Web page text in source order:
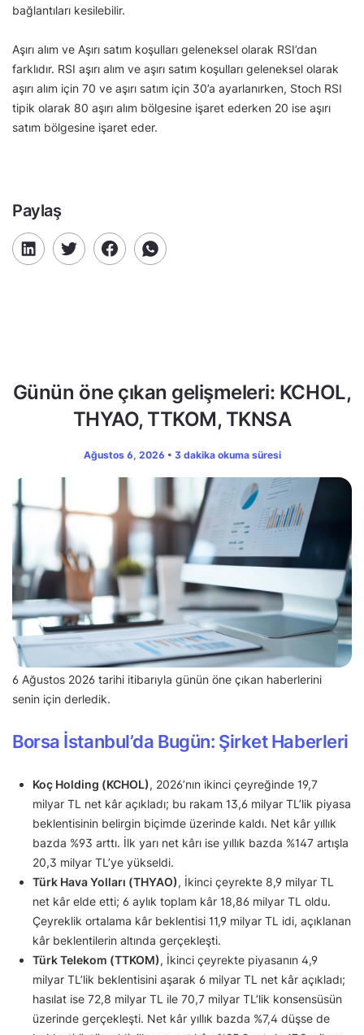
bağlantıları kesilebilir.
Aşırı alım ve Aşırı satım koşulları geleneksel olarak RSI’dan
farklıdır. RSI aşırı alım ve aşırı satım koşulları geleneksel olarak
aşırı alım için 70 ve aşırı satım için 30’a ayarlanırken, Stoch RSI
tipik olarak 80 aşırı alım bölgesine işaret ederken 20 ise aşırı
satım bölgesine işaret eder.
Paylaş
Günün öne çıkan gelişmeleri: KCHOL,
THYAO, TTKOM, TKNSA
Ağustos 6, 2026 • 3 dakika okuma süresi
6 Ağustos 2026 tarihi itibarıyla günün öne çıkan haberlerini
senin için derledik.
Borsa İstanbul’da Bugün: Şirket Haberleri
Koç Holding (KCHOL), 2026’nın ikinci çeyreğinde 19,7
milyar TL net kâr açıkladı; bu rakam 13,6 milyar TL’lik piyasa
beklentisinin belirgin biçimde üzerinde kaldı. Net kâr yıllık
bazda %93 arttı. İlk yarı net kârı ise yıllık bazda %147 artışla
20,3 milyar TL’ye yükseldi.
Türk Hava Yolları (THYAO), İkinci çeyrekte 8,9 milyar TL
net kâr elde etti; 6 aylık toplam kâr 18,86 milyar TL oldu.
Çeyreklik ortalama kâr beklentisi 11,9 milyar TL idi, açıklanan
kâr beklentilerin altında gerçekleşti.
Türk Telekom (TTKOM), İkinci çeyrekte piyasanın 4,9
milyar TL’lik beklentisini aşarak 6 milyar TL net kâr açıkladı;
hasılat ise 72,8 milyar TL ile 70,7 milyar TL’lik konsensüsün
üzerinde gerçekleşti. Net kâr yıllık bazda %7,4 düşse de